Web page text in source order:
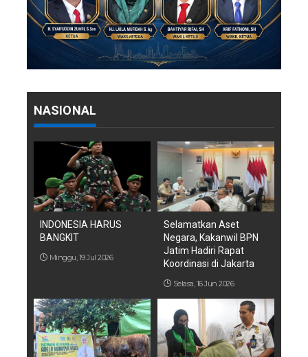
NASIONAL
INDONESIA HARUS
BANGKIT
Minggu, 19 Jul 2026
Selamatkan Aset
Negara, Kakanwil BPN
Jatim Hadiri Rapat
Koordinasi di Jakarta
Selasa, 16 Jun 2026